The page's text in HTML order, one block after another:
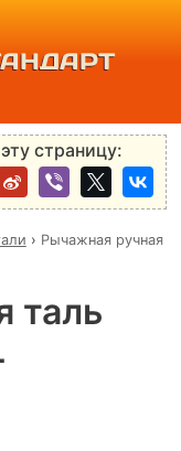
страницу:
› Рычажная ручная
таль